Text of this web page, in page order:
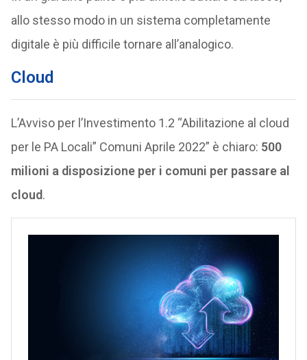
allo stesso modo in un sistema completamente
digitale è più difficile tornare all’analogico.
Cloud
L’Avviso per l’Investimento 1.2 “Abilitazione al cloud
per le PA Locali” Comuni Aprile 2022” è chiaro: 500
milioni a disposizione per i comuni per passare al
cloud.